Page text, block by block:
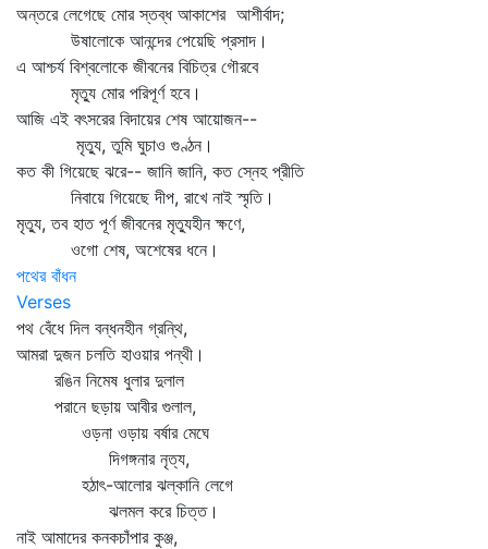
অন্তরে লেগেছে মোর স্তব্ধ আকাশের আশীর্বাদ;
উষালোকে আনন্দের পেয়েছি প্রসাদ।
এ আশ্চর্য বিশ্বলোকে জীবনের বিচিত্র গৌরবে
মৃত্যু মোর পরিপূর্ণ হবে।
আজি এই বৎসরের বিদায়ের শেষ আয়োজন--
মৃত্যু, তুমি ঘুচাও গুণ্ঠন।
কত কী গিয়েছে ঝরে-- জানি জানি, কত স্নেহ প্রীতি
নিবায়ে গিয়েছে দীপ, রাখে নাই স্মৃতি।
মৃত্যু, তব হাত পূর্ণ জীবনের মৃত্যুহীন ক্ষণে,
ওগো শেষ, অশেষের ধনে।
পথের বাঁধন
Verses
পথ বেঁধে দিল বন্ধনহীন গ্রন্থি,
আমরা দুজন চলতি হাওয়ার পন্থী।
রঙিন নিমেষ ধুলার দুলাল
পরানে ছড়ায় আবীর গুলাল,
ওড়না ওড়ায় বর্ষার মেঘে
দিগঙ্গনার নৃত্য,
হঠাৎ-আলোর ঝল্‌কানি লেগে
ঝলমল করে চিত্ত।
নাই আমাদের কনকচাঁপার কুঞ্জ,